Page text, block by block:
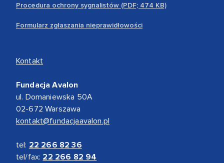
Procedura ochrony sygnalistów (PDF; 474 KB)
Formularz zgłaszania nieprawidłowości
Kontakt
Fundacja Avalon
ul. Domaniewska 50A
02-672 Warszawa
kontakt@fundacjaavalon.pl
tel: 22 266 82 36
tel/fax: 22 266 82 94